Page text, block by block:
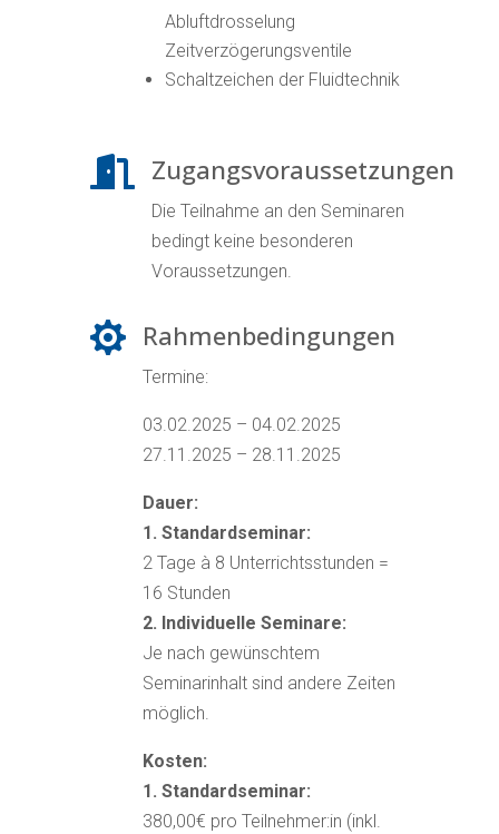
Abluftdrosselung
Zeitverzögerungsventile
Schaltzeichen der Fluidtechnik
 Zugangsvoraussetzungen
Die Teilnahme an den Seminaren
bedingt keine besonderen
Voraussetzungen.
 Rahmenbedingungen
Termine:
03.02.2025 – 04.02.2025
27.11.2025 – 28.11.2025
Dauer:
1. Standardseminar:
2 Tage à 8 Unterrichtsstunden =
16 Stunden
2. Individuelle Seminare:
Je nach gewünschtem
Seminarinhalt sind andere Zeiten
möglich.
Kosten:
1. Standardseminar:
380,00€ pro Teilnehmer:in (inkl.